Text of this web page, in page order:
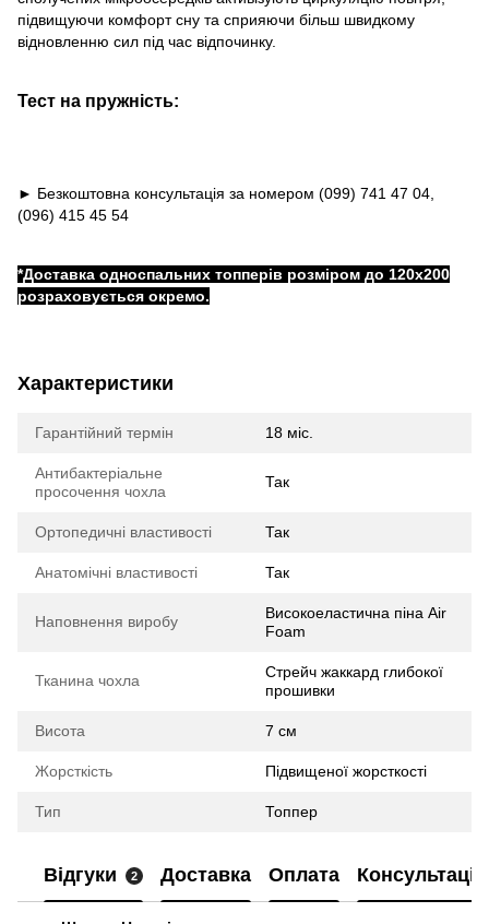
підвищуючи комфорт сну та сприяючи більш швидкому
відновленню сил під час відпочинку.
Тест на пружність:
► Безкоштовна консультація за номером (099) 741 47 04,
(096) 415 45 54
*Доставка односпальних топперів розміром до 120x200
розраховується окремо.
Характеристики
Гарантійний термін 18 міс.
Антибактеріальне
просочення чохла
Так
Ортопедичні властивості Так
Анатомічні властивості Так
Наповнення виробу
Високоеластична піна Air
Foam
Тканина чохла
Стрейч жаккард глибокої
прошивки
Висота 7 см
Жорсткість Підвищеної жорсткості
Тип Топпер
Відгуки 2 Доставка Оплата Консультація